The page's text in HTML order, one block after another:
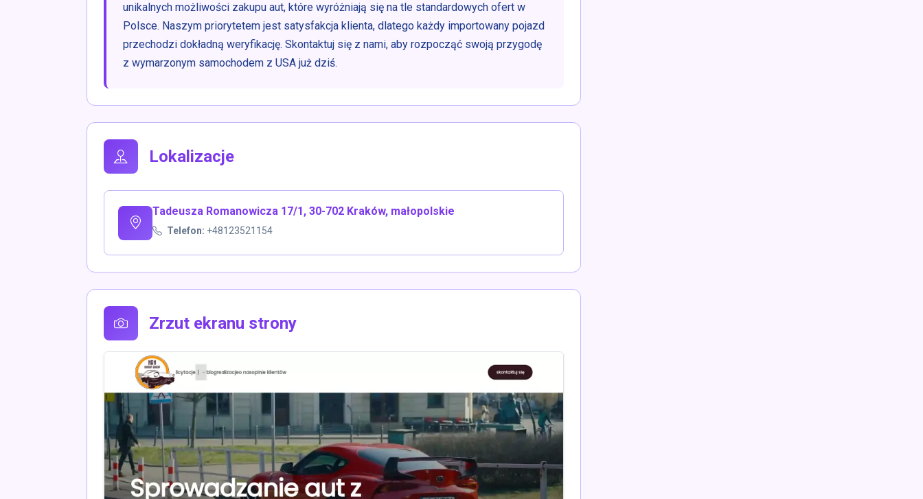
unikalnych możliwości zakupu aut, które wyróżniają się na tle standardowych ofert w
Polsce. Naszym priorytetem jest satysfakcja klienta, dlatego każdy importowany pojazd
przechodzi dokładną weryfikację. Skontaktuj się z nami, aby rozpocząć swoją przygodę
z wymarzonym samochodem z USA już dziś.
Lokalizacje
Tadeusza Romanowicza 17/1, 30-702 Kraków, małopolskie
Telefon: +48123521154
Zrzut ekranu strony